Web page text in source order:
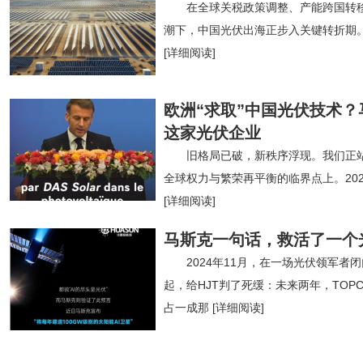
在全球关税政策调整、产能跨国转
潮下，中国光伏出海正步入关键转折期
[详细阅读]
欧洲“求取”中国光伏技术
这家光伏企业
旧格局已破，新秩序浮现。我们
全球权力与繁荣再平衡的临界点上。
[详细阅读]
马斯克一句话，救活了一个
2024年11月，在一场光伏领军者
起，给HJT判了死缓：未来两年，
占一成那 [详细阅读]